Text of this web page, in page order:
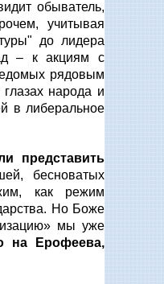
обыватель,
учитывая
до лидера
– к акциям с
рядовым
народа и
в либеральное
представить
бесноватых
как режим
Но Боже
мы уже
на Ерофеева,